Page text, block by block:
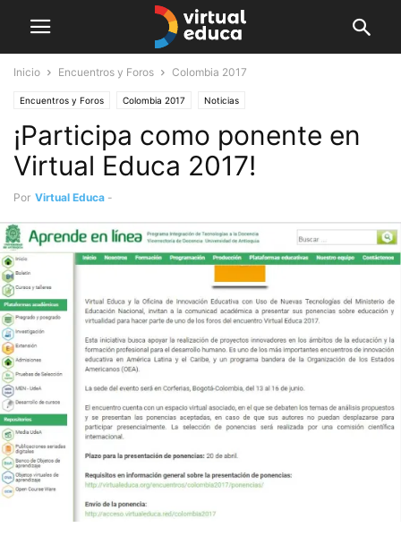
Inicio Encuentros y Foros Colombia 2017
Encuentros y Foros Colombia 2017 Noticias
¡Participa como ponente en
Virtual Educa 2017!
Por Virtual Educa -